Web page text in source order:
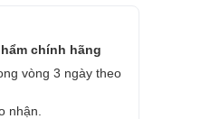
chính hãng
vòng 3 ngày theo
nhận.